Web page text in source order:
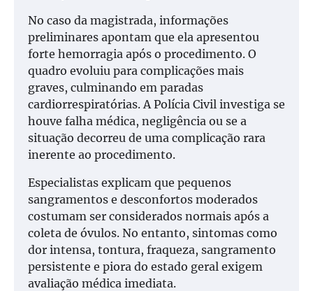
No caso da magistrada, informações
preliminares apontam que ela apresentou
forte hemorragia após o procedimento. O
quadro evoluiu para complicações mais
graves, culminando em paradas
cardiorrespiratórias. A Polícia Civil investiga se
houve falha médica, negligência ou se a
situação decorreu de uma complicação rara
inerente ao procedimento.
Especialistas explicam que pequenos
sangramentos e desconfortos moderados
costumam ser considerados normais após a
coleta de óvulos. No entanto, sintomas como
dor intensa, tontura, fraqueza, sangramento
persistente e piora do estado geral exigem
avaliação médica imediata.